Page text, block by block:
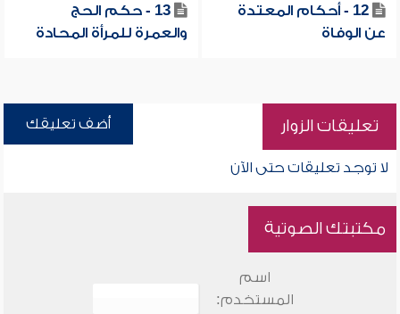
12 - أحكام المعتدة
عن الوفاة
13 - حكم الحج
والعمرة للمرأة المحادة
تعليقات الزوار أضف تعليقك
لا توجد تعليقات حتى الآن
مكتبتك الصوتية
اسم
المستخدم: